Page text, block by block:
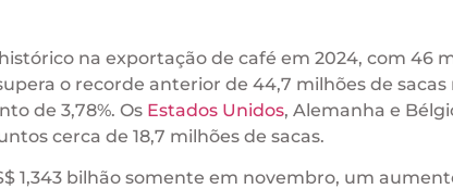
na exportação de café em 2024, com 46
o recorde anterior de 44,7 milhões de sacas
de 3,78%. Os Estados Unidos, Alemanha e
cerca de 18,7 milhões de sacas.
1,343 bilhão somente em novembro, um